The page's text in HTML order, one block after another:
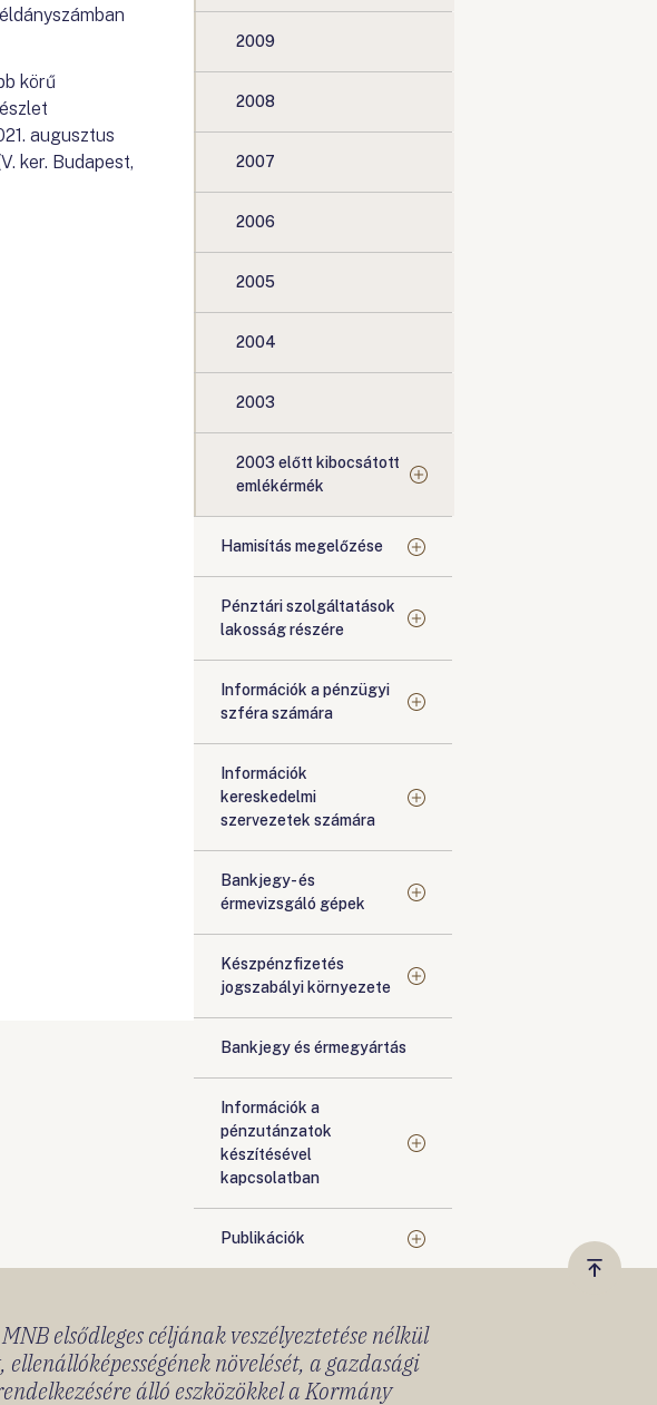
körű
augusztus
ker. Budapest,
2009
2008
2007
2006
2005
2004
2003
2003 előtt kibocsátott
emlékérmék
Hamisítás megelőzése
Pénztári szolgáltatások
lakosság részére
Információk a pénzügyi
szféra számára
Információk
kereskedelmi
szervezetek számára
Bankjegy- és
érmevizsgáló gépek
Készpénzfizetés
jogszabályi környezete
Bankjegy és érmegyártás
Információk a
pénzutánzatok
készítésével
kapcsolatban
Publikációk
Vissza
elsődleges céljának veszélyeztetése nélkül
növelését, a gazdasági
álló eszközökkel a Kormány